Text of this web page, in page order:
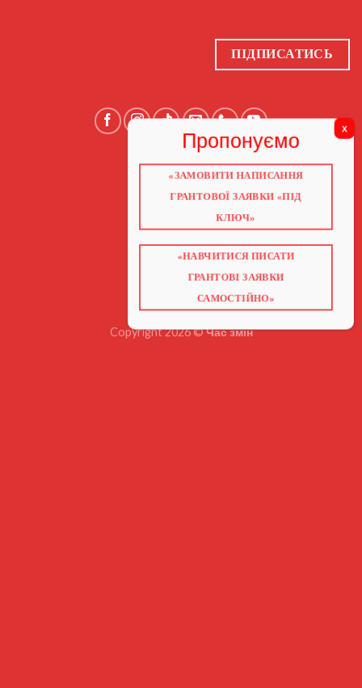
ПІДПИСАТИСЬ
ГОЛОВНА
ГРАНТИ 2026
ПОСЛУГИ
НАВЧАННЯ
КНИГИ
ВІДЕО ПРО ГРАНТИ
Copyright 2026 ©Час змін
«ЗАМОВИТИ НАПИСАННЯ
ГРАНТОВОЇ ЗАЯВКИ «ПІД
КЛЮЧ»
«НАВЧИТИСЯ ПИСАТИ
ГРАНТОВІ ЗАЯВКИ
САМОСТІЙНО»